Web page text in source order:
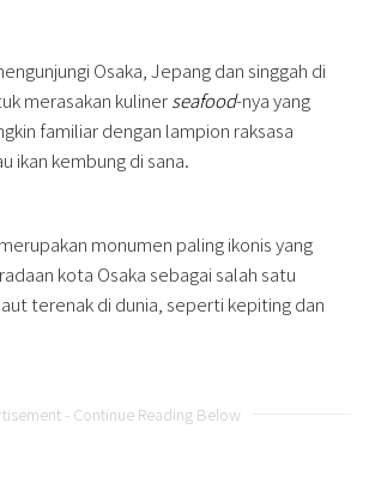
Osaka, Jepang dan singgah di
merasakan kulinerseafood-nya yang
familiar dengan lampion raksasa
ikan kembung di sana.
monumen paling ikonis yang
kota Osaka sebagai salah satu
terenak di dunia, seperti kepiting dan
- Continue Reading Below